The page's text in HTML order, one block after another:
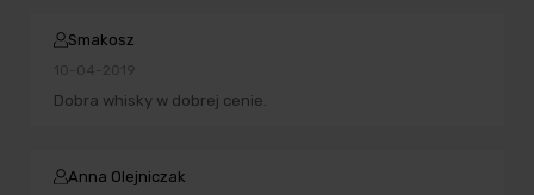
Smakosz
10-04-2019
Dobra whisky w dobrej cenie.
Anna Olejniczak